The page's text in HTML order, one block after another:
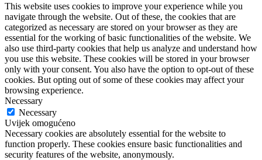
This website uses cookies to improve your experience while you
navigate through the website. Out of these, the cookies that are
categorized as necessary are stored on your browser as they are
essential for the working of basic functionalities of the website. We
also use third-party cookies that help us analyze and understand how
you use this website. These cookies will be stored in your browser
only with your consent. You also have the option to opt-out of these
cookies. But opting out of some of these cookies may affect your
browsing experience.
Necessary
Necessary
Uvijek omogućeno
Necessary cookies are absolutely essential for the website to
function properly. These cookies ensure basic functionalities and
security features of the website, anonymously.